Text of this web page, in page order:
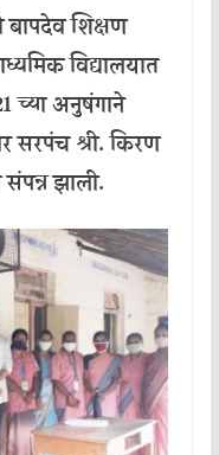
शिक्षण
विद्यालयात
च्या अनुषंगाने
सरपंच श्री. किरण
झाली.